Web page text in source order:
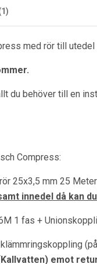
med rör till
du behöver till en
Compress:
25x3,5 mm 25 Meter
innedel då kan
1 fas +
emot